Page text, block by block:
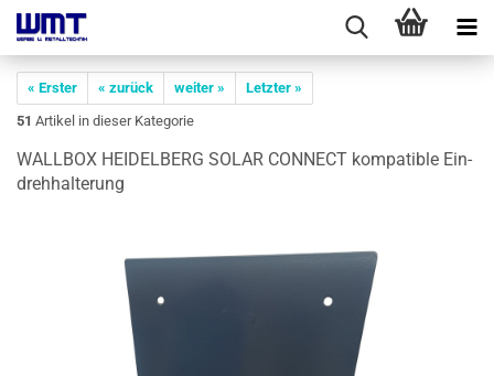
« Erster « zurück weiter »
Letzter »
51 Artikel in dieser Kategorie
WALL­BOX HEI­DEL­BERG SOLAR CON­NECT kom­pa­ti­ble Ein­
dreh­hal­te­rung